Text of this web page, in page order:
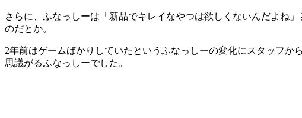
さらに、ふなっしーは「新品でキレイなやつは欲しくないんだよね
のだとか。
2年前はゲームばかりしていたというふなっしーの変化にスタッフ
思議がるふなっしーでした。